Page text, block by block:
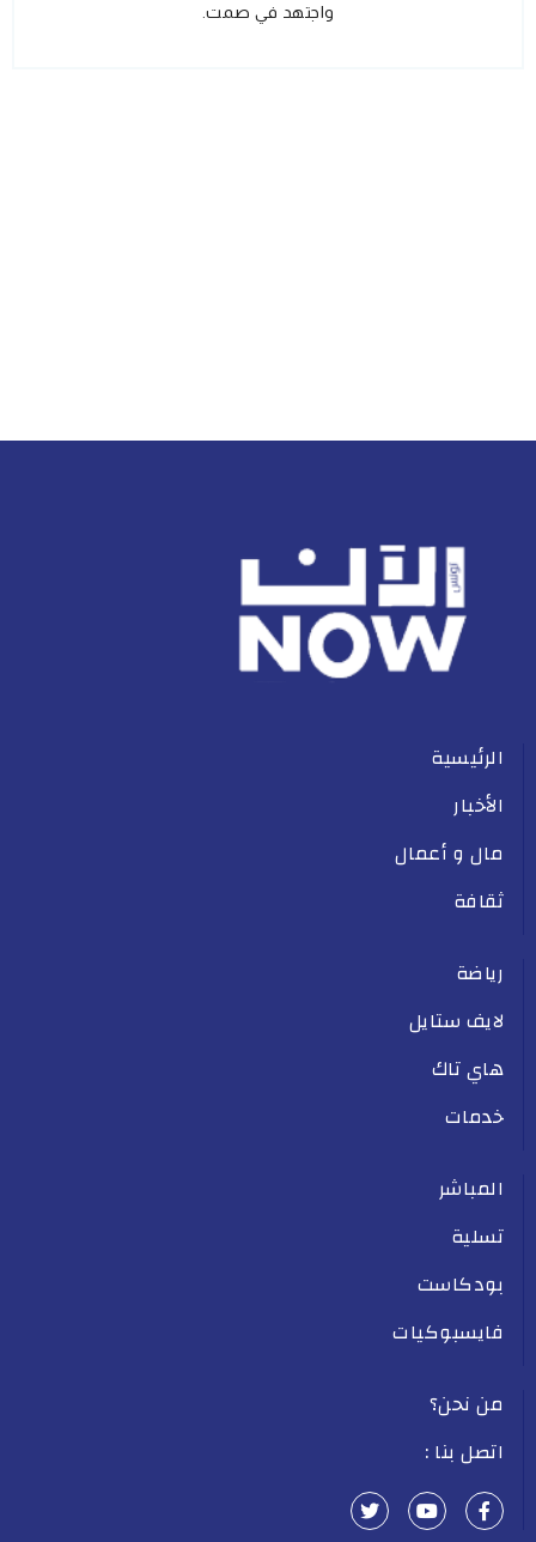
واجتهد في صمت.
الرئيسية
الأخبار
مال و أعمال
ثقافة
رياضة
لايف ستايل
هاي تاك
خدمات
المباشر
تسلية
بودكاست
فايسبوكيات
من نحن؟
اتصل بنا :